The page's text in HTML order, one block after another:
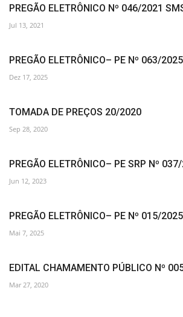
PREGÃO ELETRÔNICO Nº 046/2021
Jul 13, 2021
PREGÃO ELETRÔNICO– PE Nº 063/
Dez 17, 2025
TOMADA DE PREÇOS 20/2020
Sep 28, 2020
PREGÃO ELETRÔNICO– PE SRP Nº
Jun 12, 2023
PREGÃO ELETRÔNICO– PE Nº 015/
Mai 7, 2025
EDITAL CHAMAMENTO PÚBLICO Nº
Mar 27, 2020